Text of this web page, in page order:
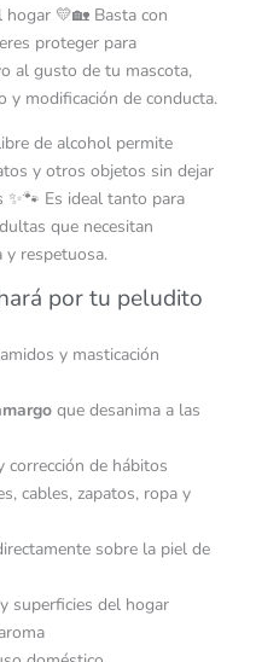
💛🏡 Basta con
proteger para
al gusto de tu mascota,
y modificación de conducta.
de alcohol permite
y otros objetos sin dejar
✨🐾 Es ideal tanto para
que necesitan
y respetuosa.
por tu peludito
y masticación
que desanima a las
corrección de hábitos
cables, zapatos, ropa y
sobre la piel de
superficies del hogar